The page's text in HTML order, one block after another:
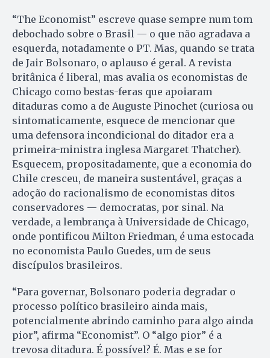
“The Economist” escreve quase sempre num tom
debochado sobre o Brasil — o que não agradava a
esquerda, notadamente o PT. Mas, quando se trata
de Jair Bolsonaro, o aplauso é geral. A revista
britânica é liberal, mas avalia os economistas de
Chicago como bestas-feras que apoiaram
ditaduras como a de Auguste Pinochet (curiosa ou
sintomaticamente, esquece de mencionar que
uma defensora incondicional do ditador era a
primeira-ministra inglesa Margaret Thatcher).
Esquecem, propositadamente, que a economia do
Chile cresceu, de maneira sustentável, graças a
adoção do racionalismo de economistas ditos
conservadores — democratas, por sinal. Na
verdade, a lembrança à Universidade de Chicago,
onde pontificou Milton Friedman, é uma estocada
no economista Paulo Guedes, um de seus
discípulos brasileiros.
“Para governar, Bolsonaro poderia degradar o
processo político brasileiro ainda mais,
potencialmente abrindo caminho para algo ainda
pior”, afirma “Eco­nomist”. O “algo pior” é a
trevosa ditadura. É possível? É. Mas e se for